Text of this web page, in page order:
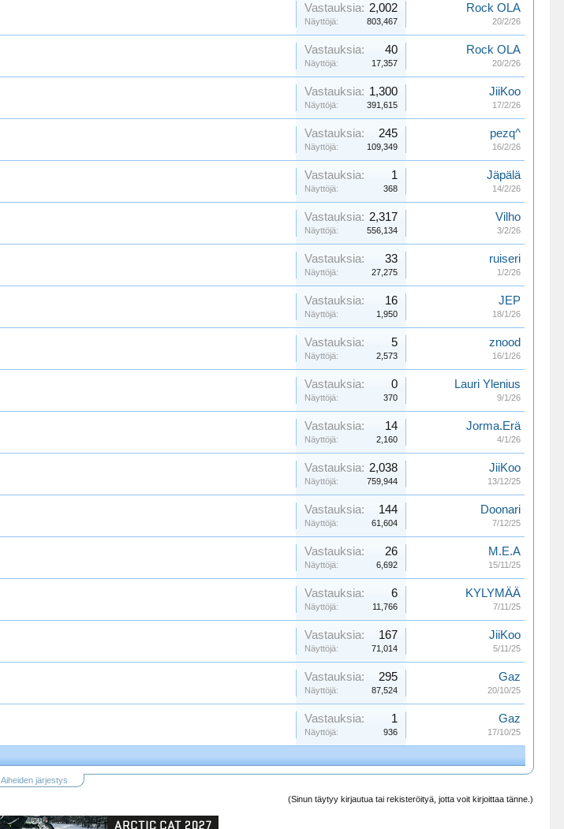
Vastauksia: 2,002
Näyttöjä: 803,467
Rock OLA
20/2/26
Vastauksia: 40
Näyttöjä: 17,357
Rock OLA
20/2/26
Vastauksia: 1,300
Näyttöjä: 391,615
JiiKoo
17/2/26
Vastauksia: 245
Näyttöjä: 109,349
pezq^
16/2/26
Vastauksia: 1
Näyttöjä: 368
Jäpälä
14/2/26
Vastauksia: 2,317
Näyttöjä: 556,134
Vilho
3/2/26
Vastauksia: 33
Näyttöjä: 27,275
ruiseri
1/2/26
Vastauksia: 16
Näyttöjä: 1,950
JEP
18/1/26
Vastauksia: 5
Näyttöjä: 2,573
znood
16/1/26
Vastauksia: 0
Näyttöjä: 370
Lauri Ylenius
9/1/26
Vastauksia: 14
Näyttöjä: 2,160
Jorma.Erä
4/1/26
Vastauksia: 2,038
Näyttöjä: 759,944
JiiKoo
13/12/25
Vastauksia: 144
Näyttöjä: 61,604
Doonari
7/12/25
Vastauksia: 26
Näyttöjä: 6,692
M.E.A
15/11/25
Vastauksia: 6
Näyttöjä: 11,766
KYLYMÄÄ
7/11/25
Vastauksia: 167
Näyttöjä: 71,014
JiiKoo
5/11/25
Vastauksia: 295
Näyttöjä: 87,524
Gaz
20/10/25
Vastauksia: 1
Näyttöjä: 936
Gaz
17/10/25
Aiheiden järjestys
(Sinun täytyy kirjautua tai rekisteröityä, jotta voit kirjoittaa tänne.)